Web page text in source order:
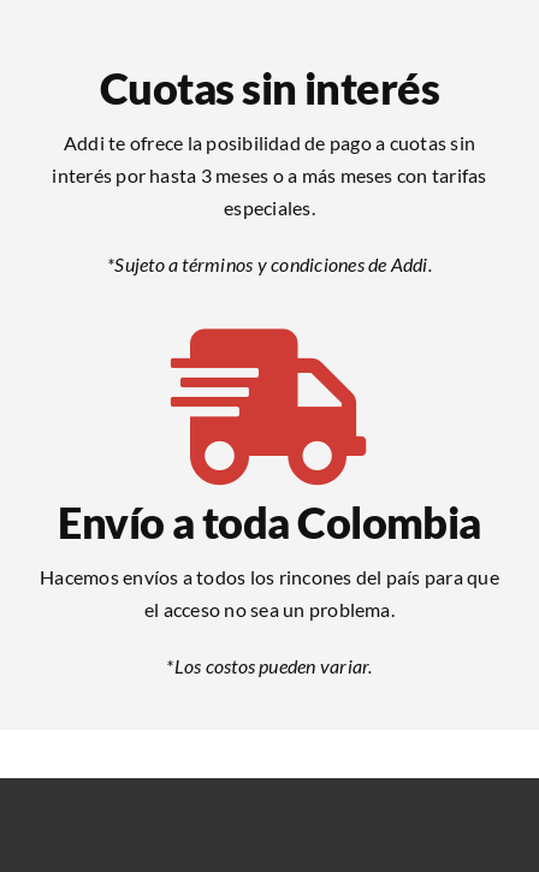
Cuotas sin interés
Addi te ofrece la posibilidad de pago a cuotas sin
interés por hasta 3 meses o a más meses con tarifas
especiales.
*Sujeto a términos y condiciones de Addi.
Envío a toda Colombia
Hacemos envíos a todos los rincones del país para que
el acceso no sea un problema.
*Los costos pueden variar.